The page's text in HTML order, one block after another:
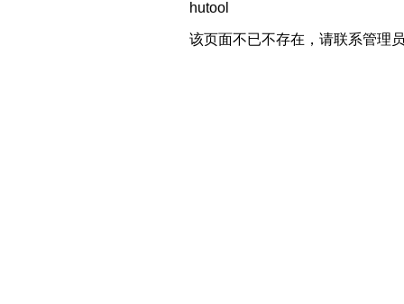
hutool
该页面不已不存在，请联系管理